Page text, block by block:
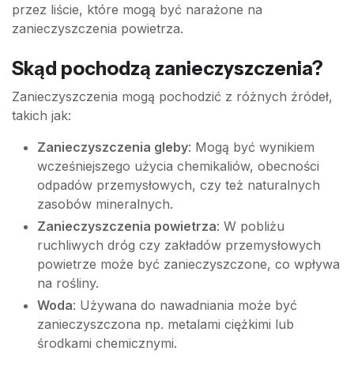
przez liście, które mogą być narażone na
zanieczyszczenia powietrza.
Skąd pochodzą zanieczyszczenia?
Zanieczyszczenia mogą pochodzić z różnych źródeł,
takich jak:
Zanieczyszczenia gleby: Mogą być wynikiem
wcześniejszego użycia chemikaliów, obecności
odpadów przemysłowych, czy też naturalnych
zasobów mineralnych.
Zanieczyszczenia powietrza: W pobliżu
ruchliwych dróg czy zakładów przemysłowych
powietrze może być zanieczyszczone, co wpływa
na rośliny.
Woda: Używana do nawadniania może być
zanieczyszczona np. metalami ciężkimi lub
środkami chemicznymi.